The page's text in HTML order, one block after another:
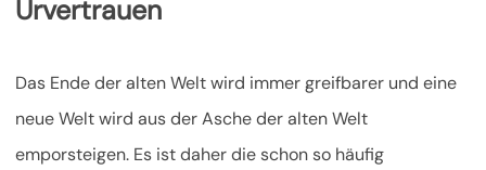
Urvertrauen
Das Ende der alten Welt wird immer greifbarer und eine
neue Welt wird aus der Asche der alten Welt
emporsteigen. Es ist daher die schon so häufig